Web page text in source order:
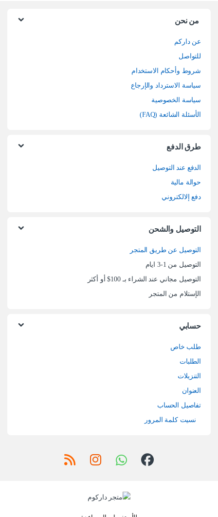
من نحن
عن داركم
للتواصل
شروط وأحكام الاستخدام
سياسة الاسترداد والإرجاع
سياسة الخصوصية
الأسئلة الشائعة (FAQ)
طرق الدفع
الدفع عند التوصيل
حوالة مالية
دفع إلالكتروني
التوصيل والشحن
التوصيل عن طريق المتجر
التوصيل من 1-3 ايام
التوصيل مجاني عند الشراء بـ 100$ أو أكثر
الإستلام من المتجر
حسابي
طلب خاص
الطلبات
التنزيلات
العنوان
تفاصيل الحساب
نسيت كلمة المرور